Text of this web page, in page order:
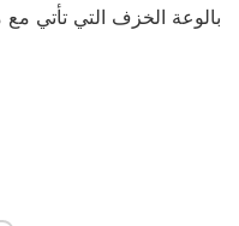
بالوعة الخزف التي تأتي